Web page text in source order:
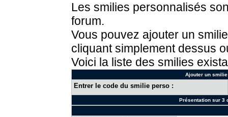
Les smilies personnalisés
forum.
Vous pouvez ajouter un
cliquant simplement dessus
Voici la liste des smilies
Ajouter un
Entrer le code du smilie perso :
Présentation sur 3